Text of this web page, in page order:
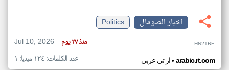
اخبار الصومال
Politics
Jul 10, 2026
منذ ٢٧ يوم HN21RE
ار تي عربي• arabic.rt.com عدد الكلمات: ١٢٤ ميديا: ١